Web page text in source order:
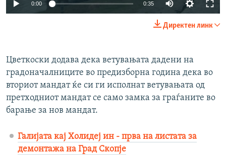
1080p
0:00 0:35
1080p
Директен линк
Цветкоски додава дека ветувањата дадени на
градоначалниците во предизборна година дека во
вториот мандат ќе си ги исполнат ветувањата од
претходниот мандат се само замка за граѓаните во
барање за нов мандат.
Галијата кај Холидеј ин - прва на листата за
демонтажа на Град Скопје